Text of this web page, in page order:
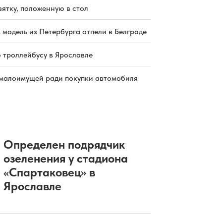
положенную в стол
из Петербурга отпели в Белграде
троллейбусу в Ярославле
ради покупки автомобиля
Определен подрядчик
озеленения у стадиона
«Спартаковец» в
Ярославле